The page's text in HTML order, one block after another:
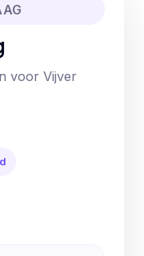
voor Vijver